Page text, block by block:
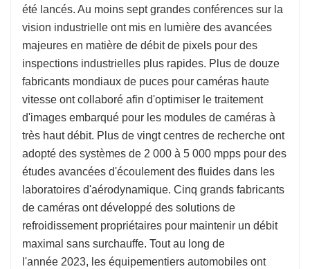
été lancés. Au moins sept grandes conférences sur la
vision industrielle ont mis en lumière des avancées
majeures en matière de débit de pixels pour des
inspections industrielles plus rapides. Plus de douze
fabricants mondiaux de puces pour caméras haute
vitesse ont collaboré afin d'optimiser le traitement
d'images embarqué pour les modules de caméras à
très haut débit. Plus de vingt centres de recherche ont
adopté des systèmes de 2 000 à 5 000 mpps pour des
études avancées d'écoulement des fluides dans les
laboratoires d'aérodynamique. Cinq grands fabricants
de caméras ont développé des solutions de
refroidissement propriétaires pour maintenir un débit
maximal sans surchauffe. Tout au long de
l'année 2023, les équipementiers automobiles ont